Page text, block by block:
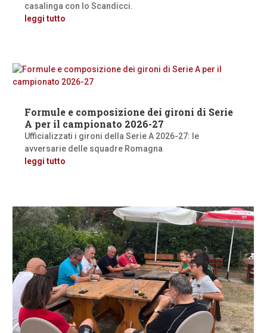
casalinga con lo Scandicci.
leggi tutto
Formule e composizione dei gironi di Serie
A per il campionato 2026-27
Ufficializzati i gironi della Serie A 2026-27: le
avversarie delle squadre Romagna
leggi tutto